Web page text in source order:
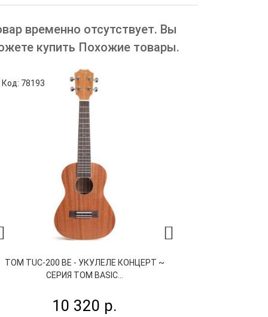
временно отсутствует. Вы
купить Похожие товары.
Код: 78193
TOM TUC-200 BE - УКУЛЕЛЕ КОНЦЕРТ ~
СЕРИЯ TOM BASIC...
10 320 р.